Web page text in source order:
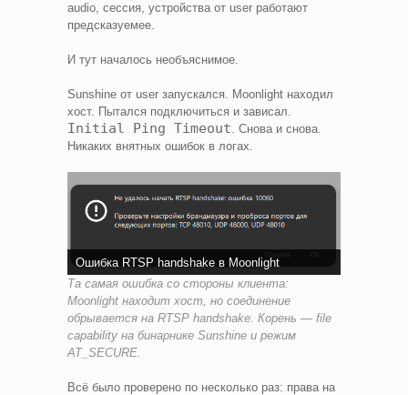
audio, сессия, устройства от user работают
предсказуемее.
И тут началось необъяснимое.
Sunshine от user запускался. Moonlight находил
хост. Пытался подключиться и зависал.
Initial Ping Timeout. Снова и снова.
Никаких внятных ошибок в логах.
Ошибка RTSP handshake в Moonlight
Та самая ошибка со стороны клиента:
Moonlight находит хост, но соединение
обрывается на RTSP handshake. Корень — file
capability на бинарнике Sunshine и режим
AT_SECURE.
Всё было проверено по несколько раз: права на